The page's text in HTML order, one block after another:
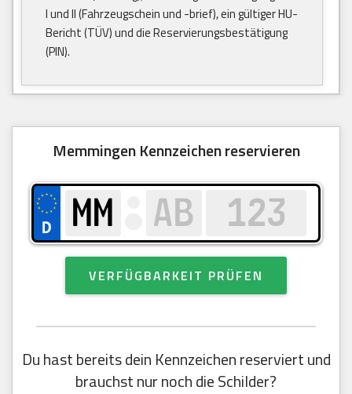
I und II (Fahrzeugschein und -brief), ein gültiger HU-
Bericht (TÜV) und die Reservierungsbestätigung
(PIN).
Memmingen Kennzeichen reservieren
VERFÜGBARKEIT PRÜFEN
Du hast bereits dein Kennzeichen reserviert und
brauchst nur noch die Schilder?